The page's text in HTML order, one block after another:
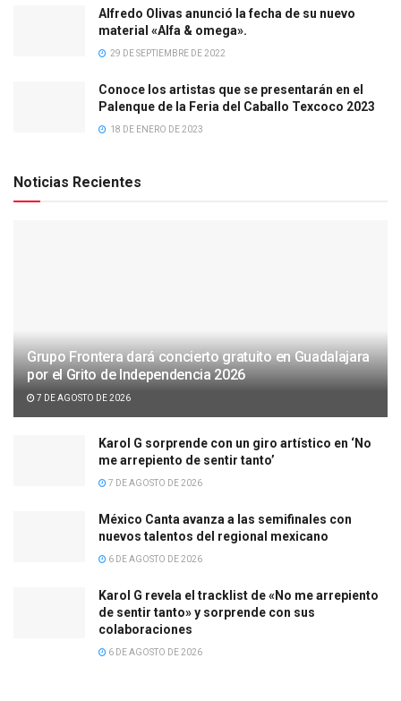
Alfredo Olivas anunció la fecha de su nuevo
material «Alfa & omega».
29 DE SEPTIEMBRE DE 2022
Conoce los artistas que se presentarán en el
Palenque de la Feria del Caballo Texcoco 2023
18 DE ENERO DE 2023
Noticias Recientes
Grupo Frontera dará concierto gratuito en Guadalajara
por el Grito de Independencia 2026
7 DE AGOSTO DE 2026
Karol G sorprende con un giro artístico en ‘No
me arrepiento de sentir tanto’
7 DE AGOSTO DE 2026
México Canta avanza a las semifinales con
nuevos talentos del regional mexicano
6 DE AGOSTO DE 2026
Karol G revela el tracklist de «No me arrepiento
de sentir tanto» y sorprende con sus
colaboraciones
6 DE AGOSTO DE 2026